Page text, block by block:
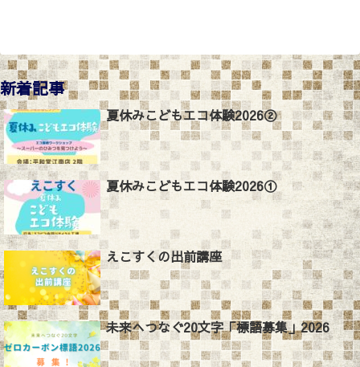
新着記事
夏休みこどもエコ体験2026②
夏休みこどもエコ体験2026①
えこすくの出前講座
未来へつなぐ20文字「標語募集」2026